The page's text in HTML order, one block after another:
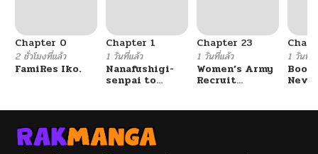
Chapter 0
2 ชั่วโมงที่แล้ว
FamiRes Iko.
Chapter 1
1 วันที่แล้ว
Nanafushigi-
senpai to
Chapter 23
1 วันที่แล้ว
Women’s Army
Recruit
1 วันที่แ